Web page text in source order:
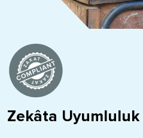
Zekâta Uyumluluk